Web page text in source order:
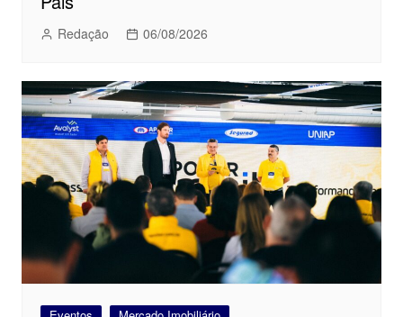
Redação 06/08/2026